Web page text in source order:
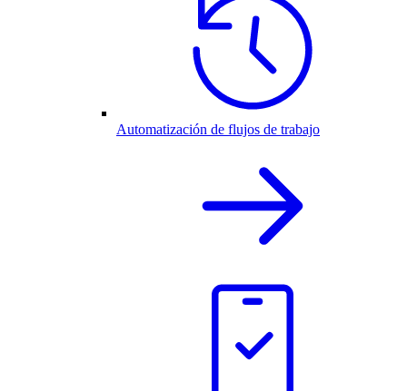
Automatización de flujos de trabajo